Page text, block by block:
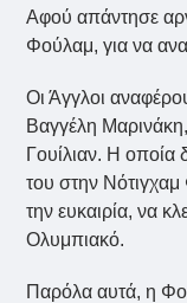
Αφού απάντησε
Φούλαμ, για να
Οι Άγγλοι
Βαγγέλη
Γουίλιαν. Η οποία
του στην Νότιγχαμ
την ευκαιρία, να
Ολυμπιακό.
Παρόλα αυτά, η